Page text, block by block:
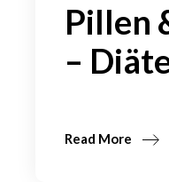
Pillen
–
Read More